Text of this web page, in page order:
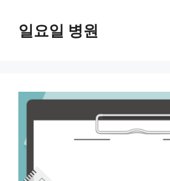
일요일 병원